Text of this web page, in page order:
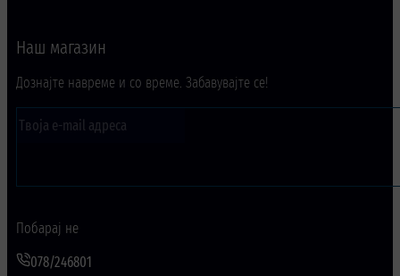
Наш магазин
Дознајте навреме и со време. Забавувајте се!
Побарај не
078/246801